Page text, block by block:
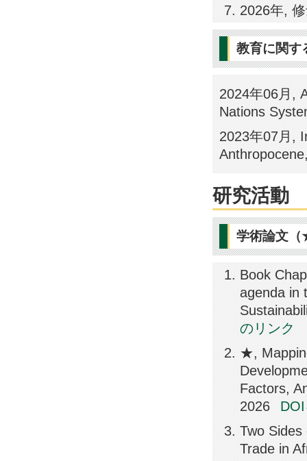
2026年,
教育に関す
2024年06月,
Nations
2023年07月,
研究活動
学術論文
Book
agenda in
のリンク
★,
Factors,
2026
Two
Trade in